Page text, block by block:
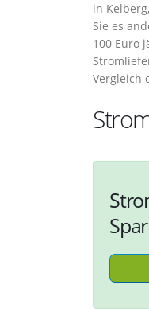
in
Sie es
100 Euro
Vergleich